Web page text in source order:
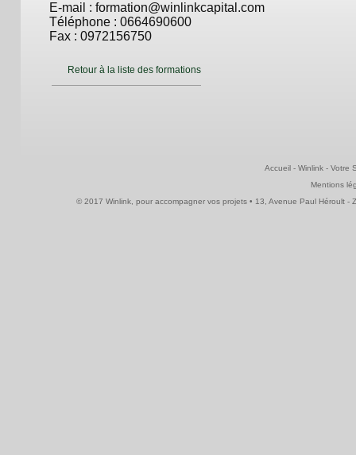
E-mail : formation@winlinkcapital.com
Téléphone : 0664690600
Fax : 0972156750
Retour à la liste des formations
Accueil- Winlink- Votre
Mentions
© 2017 Winlink, pour accompagner vos projets • 13, Avenue Paul Héroult